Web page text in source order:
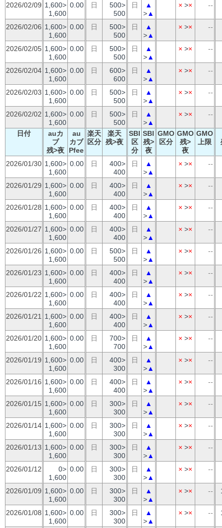
2026/02/09 1,600>
1,600
0.00 日
500>
500
日
▲
>▲
× >× --
2026/02/06 1,600>
1,600
0.00 日
500>
500
日
▲
>▲
× >× --
2026/02/05 1,600>
1,600
0.00 日
500>
500
日
▲
>▲
× >× --
2026/02/04 1,600>
1,600
0.00 日
600>
600
日
▲
>▲
× >× --
2026/02/03 1,600>
1,600
0.00 日
500>
500
日
▲
>▲
× >× --
2026/02/02 1,600>
1,600
0.00 日
500>
500
日
▲
>▲
× >× --
日付
auカ
ブ
残>夜
au
カブ
Pfee
楽天
区分
楽天
残>夜
SBI
区
分
SBI
残>
夜
GMO
区分
GMO
残>
夜
GMO
上限
2026/01/30 1,600>
1,600
0.00 日
400>
400
日
▲
>▲
× >× --
2026/01/29 1,600>
1,600
0.00 日
400>
400
日
▲
>▲
× >× --
2026/01/28 1,600>
1,600
0.00 日
400>
400
日
▲
>▲
× >× --
2026/01/27 1,600>
1,600
0.00 日
400>
400
日
▲
>▲
× >× --
2026/01/26 1,600>
1,600
0.00 日
500>
500
日
▲
>▲
× >× --
2026/01/23 1,600>
1,600
0.00 日
400>
400
日
▲
>▲
× >× --
2026/01/22 1,600>
1,600
0.00 日
400>
400
日
▲
>▲
× >× --
2026/01/21
1,600>
1,600
0.00 日
400>
400
日
▲
>▲
× >× --
2026/01/20 1,600>
1,600
0.00 日
700>
700
日
▲
>▲
× >× --
2026/01/19 1,600>
1,600
0.00 日
400>
300
日
▲
>▲
× >× --
2026/01/16 1,600>
1,600
0.00 日
400>
400
日
▲
>▲
× >× --
2026/01/15 1,600>
1,600
0.00 日
300>
300
日
▲
>▲
× >× --
2026/01/14 1,600>
1,600
0.00 日
300>
300
日
▲
>▲
× >× --
2026/01/13 1,600>
1,600
0.00 日
300>
300
日
▲
>▲
× >× --
2026/01/12
0>
1,600
0.00 日
300>
300
日
▲
>▲
× >× --
2026/01/09 1,600>
1,600
0.00 日
300>
300
日
▲
>▲
× >× --
2026/01/08 1,600>
1,600
0.00 日
300>
300
日
▲
>▲
× >× --